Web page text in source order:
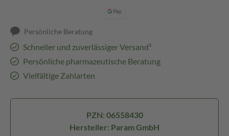
Persönliche Beratung
Schneller und zuverlässiger Versand³
Persönliche pharmazeutische Beratung
Vielfältige Zahlarten
PZN: 06558430
Hersteller: Param GmbH